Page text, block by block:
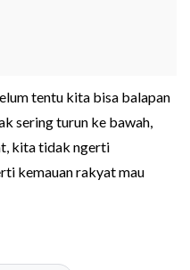
tentu kita bisa balapan
sering turun ke bawah,
kita tidak ngerti
kemauan rakyat mau